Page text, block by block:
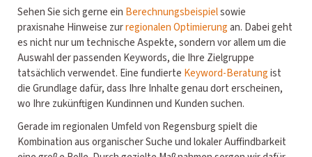
Sehen Sie sich gerne ein Berechnungsbeispielsowie
praxisnahe Hinweise zurregionalen Optimierungan. Dabei geht
es nicht nur um technische Aspekte, sondern vor allem um die
Auswahl der passenden Keywords, die Ihre Zielgruppe
tatsächlich verwendet. Eine fundierte Keyword-Beratungist
die Grundlage dafür, dass Ihre Inhalte genau dort erscheinen,
wo Ihre zukünftigen Kundinnen und Kunden suchen.
Gerade im regionalen Umfeld von Regensburg spielt die
Kombination aus organischer Suche und lokaler Auffindbarkeit